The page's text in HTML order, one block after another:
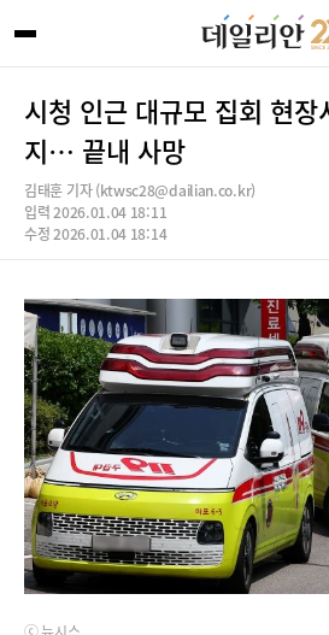
시청 인근 대규모 집회 현
지… 끝내 사망
김태훈 기자 (ktwsc28@dailian.co.kr)
입력 2026.01.04 18:11
수정 2026.01.04 18:14